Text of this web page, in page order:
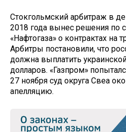
Стокгольмский арбитраж в
2018 года вынес решения по
«Нафтогаза» о контрактах на
Арбитры постановили, что
должна выплатить
долларов. «Газпром»
27 ноября суд округа Свеа
апелляцию.